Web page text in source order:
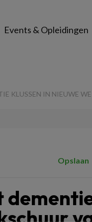
Events & Opleidingen
KLUSSEN IN NIEUWE
Opslaan